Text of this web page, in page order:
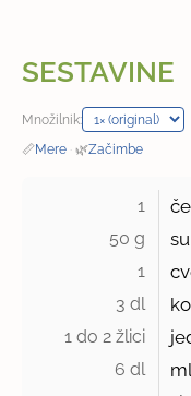
SESTAVINE
Množilnik:
📏Mere · 🌿Začimbe
1
50 g
1
3 dl
1 do 2 žlici
6 dl